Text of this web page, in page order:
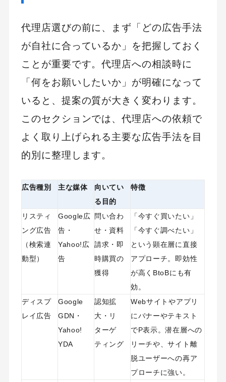
代理店選びの前に、まず「どの広告手法
が自社に合っているか」を把握しておく
ことが重要です。代理店への相談時に
「何をお願いしたいか」が明確になって
いると、提案の質が大きく変わります。
このセクションでは、代理店への依頼で
よく取り上げられる主要な広告手法を目
的別に整理します。
広告種別 主な媒体
向いてい
る目的
特徴
リスティ
ング広告
（検索連
動型）
Google広
告・
Yahoo!広
告
問い合わ
せ・資料
請求・即
時購買の
獲得
「今すぐ買いたい」
「今すぐ調べたい」
という顕在層に直接
アプローチ。即効性
が高くBtoBにも有
効。
ディスプ
レイ広告
Google
GDN・
Yahoo!
YDA
認知拡
大・リ
ターゲ
ティング
Webサイトやアプリ
にバナーやテキスト
でP表示。潜在層への
リーチや、サイト離
脱ユーザーへの再ア
プローチに強い。